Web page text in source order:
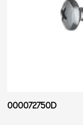
000072750D